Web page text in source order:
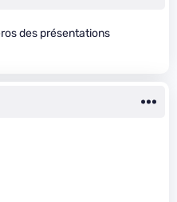
des présentations